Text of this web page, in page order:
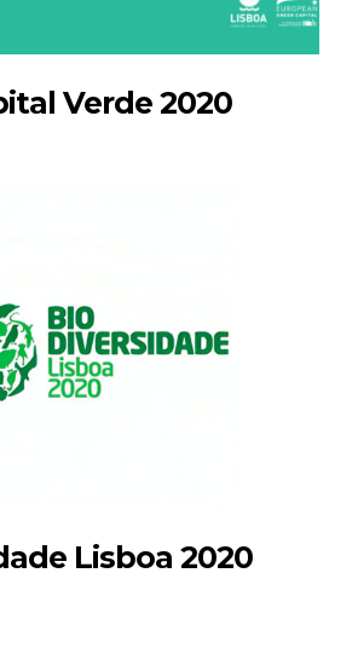
Verde 2020
Lisboa 2020